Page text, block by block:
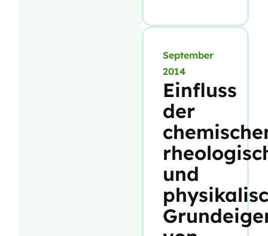
September
2014
Einfluss
der
und